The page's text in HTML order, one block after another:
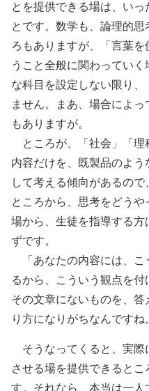
とを提供できる場は、い
とです。数学も、論理的
ろもありますが、「言葉
うこと全般に関わってい
な科目を設定しない限り、
ません。まあ、場合によ
もありますが。
ところが、「社会」「理
内容だけを、既製品のよ
して考える傾向があるの
ところから、思考をどう
場から、生徒を指導する
ずです。
「あなたの内容には、こ
るから、こういう観点を付
その文章にないものを、
り方になりがちなんですね
そうなってくると、実際
させる場を提供できると
す。それなら、本当は一